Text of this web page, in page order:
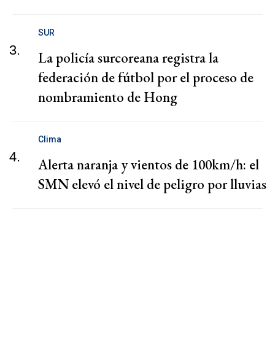
3.
SUR
La policía surcoreana registra la
federación de fútbol por el proceso de
nombramiento de Hong
4.
Clima
Alerta naranja y vientos de 100km/h: el
SMN elevó el nivel de peligro por lluvias